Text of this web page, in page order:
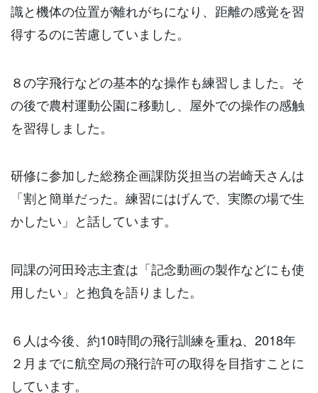
識と機体の位置が離れがちになり、距離の感覚を習
得するのに苦慮していました。
８の字飛行などの基本的な操作も練習しました。そ
の後で農村運動公園に移動し、屋外での操作の感触
を習得しました。
研修に参加した総務企画課防災担当の岩崎天さんは
「割と簡単だった。練習にはげんで、実際の場で生
かしたい」と話しています。
同課の河田玲志主査は「記念動画の製作などにも使
用したい」と抱負を語りました。
６人は今後、約10時間の飛行訓練を重ね、2018年
２月までに航空局の飛行許可の取得を目指すことに
しています。